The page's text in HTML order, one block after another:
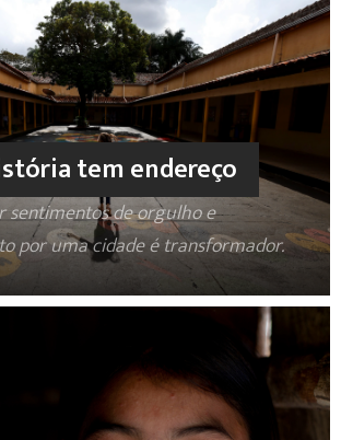
tem endereço
sentimentos de orgulho e
por uma cidade é transformador.